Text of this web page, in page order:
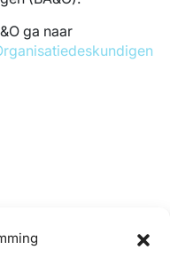
ga naar